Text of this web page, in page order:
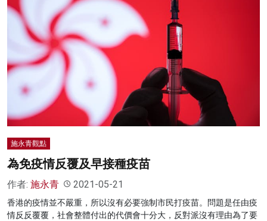
施永青觀點
為免疫情反覆及早接種疫苗
作者: 施永青 2021-05-21
香港的疫情並不嚴重，所以沒有必要強制市民打疫苗。問題是任由疫
情反反覆覆，社會整體付出的代價會十分大，反對派沒有理由為了要